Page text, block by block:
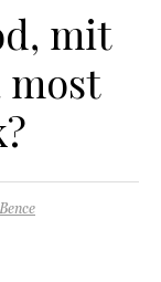
mit
most